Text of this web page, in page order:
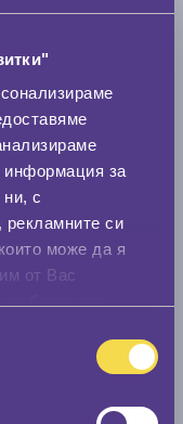
за
ни, с
рекламните си
може да я
от Вас